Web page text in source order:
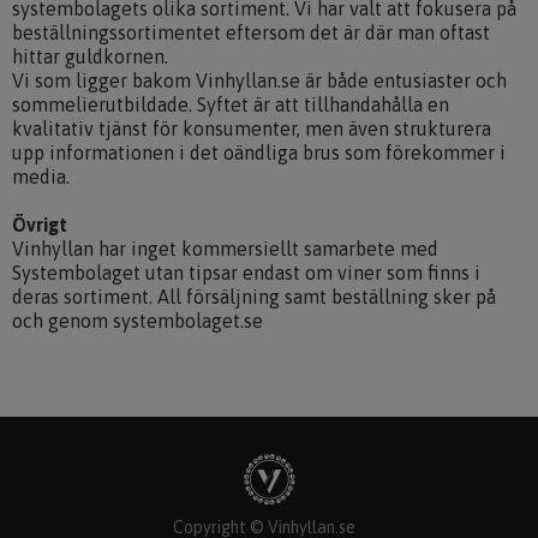
systembolagets olika sortiment. Vi har valt att fokusera på
beställningssortimentet eftersom det är där man oftast
hittar guldkornen.
Vi som ligger bakom Vinhyllan.se är både entusiaster och
sommelierutbildade. Syftet är att tillhandahålla en
kvalitativ tjänst för konsumenter, men även strukturera
upp informationen i det oändliga brus som förekommer i
media.
Övrigt
Vinhyllan har inget kommersiellt samarbete med
Systembolaget utan tipsar endast om viner som finns i
deras sortiment. All försäljning samt beställning sker på
och genom systembolaget.se
Copyright © Vinhyllan.se